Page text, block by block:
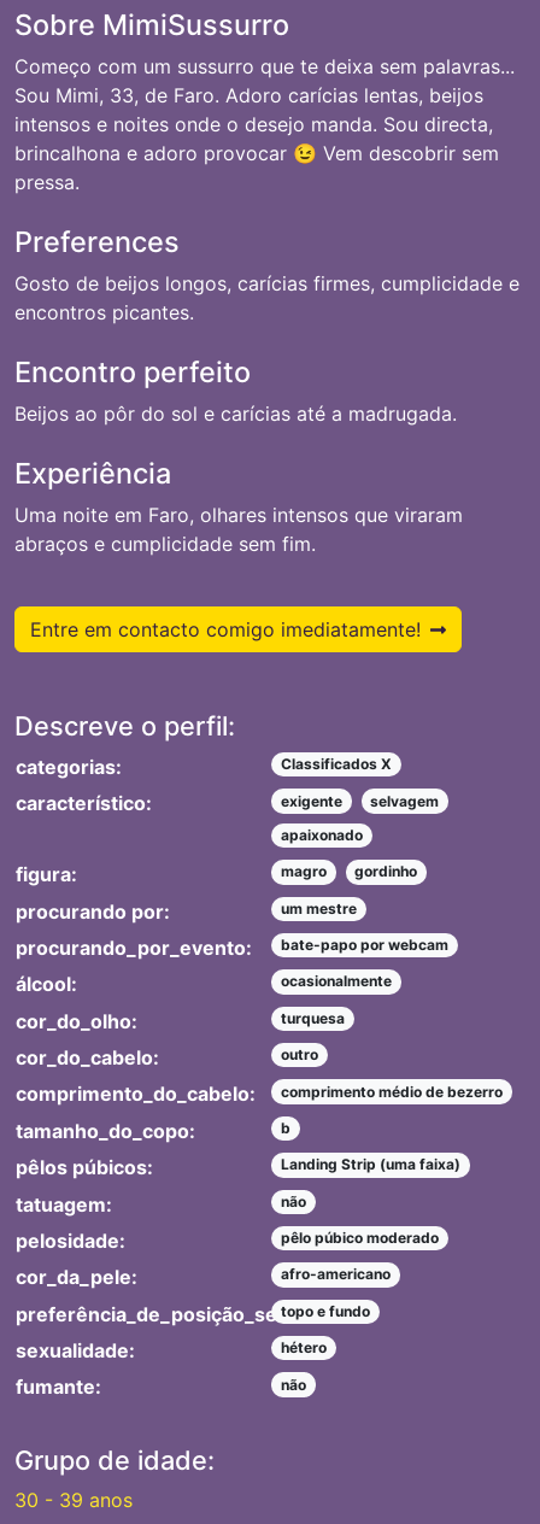
Sobre MimiSussurro
Começo com um sussurro que te deixa sem palavras...
Sou Mimi, 33, de Faro. Adoro carícias lentas, beijos
intensos e noites onde o desejo manda. Sou directa,
brincalhona e adoro provocar 😉 Vem descobrir sem
pressa.
Preferences
Gosto de beijos longos, carícias firmes, cumplicidade e
encontros picantes.
Encontro perfeito
Beijos ao pôr do sol e carícias até a madrugada.
Experiência
Uma noite em Faro, olhares intensos que viraram
abraços e cumplicidade sem fim.
Entre em contacto comigo imediatamente!
Descreve o perfil:
categorias: Classificados X
característico: exigente
selvagem
apaixonado
figura: magro gordinho
procurando por: um mestre
procurando_por_evento: bate-papo por webcam
álcool: ocasionalmente
cor_do_olho: turquesa
cor_do_cabelo: outro
comprimento_do_cabelo: comprimento médio de bezerro
tamanho_do_copo: b
pêlos púbicos: Landing Strip (uma faixa)
tatuagem: não
pelosidade: pêlo púbico moderado
cor_da_pele: afro-americano
preferência_de_posição_sexual:topo e fundo
sexualidade: hétero
fumante: não
Grupo de idade:
30 - 39 anos